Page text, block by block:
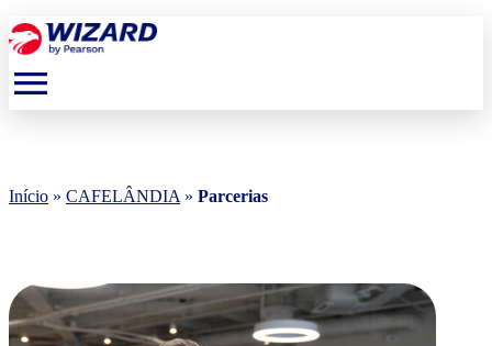
menu
Início » CAFELÂNDIA » Parcerias